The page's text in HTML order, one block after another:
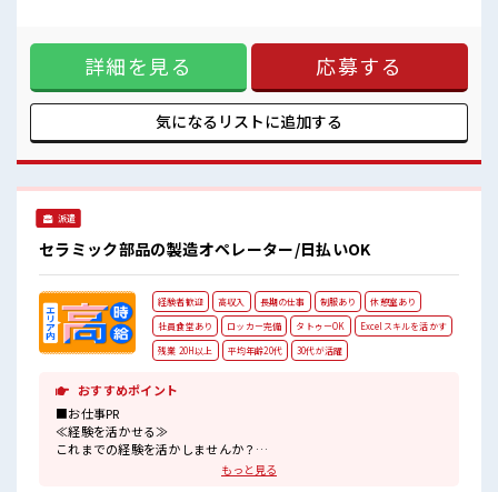
稼ぎたい方は必見！入を希望される方にオススメ。 残業は月20時間以上あります
♪ ≪機能的な制服アリ≫ 制服があるので、 毎日の服装の悩み
解消♪ ≪自分に合った期間で働ける≫ 福利厚生が整った派遣
のお仕事です！ ■職場の雰囲気 ≪20代の方が多数活躍中の職
場≫ 休憩時間にゆっくりできるスペース完備！ 職場にはロッ
カー完備！ 私物の置きすぎには注意が必要ですね★ 残業多
詳細を見る 応募する
気になるリストに追加する
派遣
セラミック部品の製造オペレーター/日払いOK
経験者歓迎 高収入 長期の仕事 制服あり
休憩室あり
社員食堂あり
ロッカー完備 タトゥーOK
Excelスキルを活かす
残業 20H以上
平均年齢20代 30代が活躍
おすすめポイント
■お仕事PR
≪経験を活かせる≫
これまでの経験を活かしませんか？
もっと見る